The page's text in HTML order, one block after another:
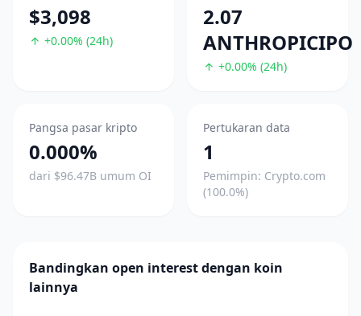
$3,098
+0.00% (24h)
2.07
ANTHROPICIPO
+0.00% (24h)
Pangsa pasar kripto
0.000%
dari $96.47B umum OI
Pertukaran data
1
Pemimpin: Crypto.com
(100.0%)
Bandingkan open interest dengan koin
lainnya